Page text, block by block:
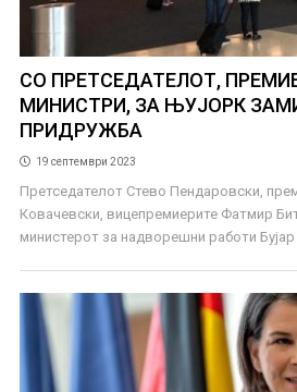
СО ПРЕТСЕДАТЕЛОТ,
МИНИСТРИ, ЗА ЊУЈОРК
ПРИДРУЖБА
19 септември 2023
Претседателот Стево Пендаровски,
Ковачевски, вицепремиерите Фатмир
министерот за надворешни работи Бујар